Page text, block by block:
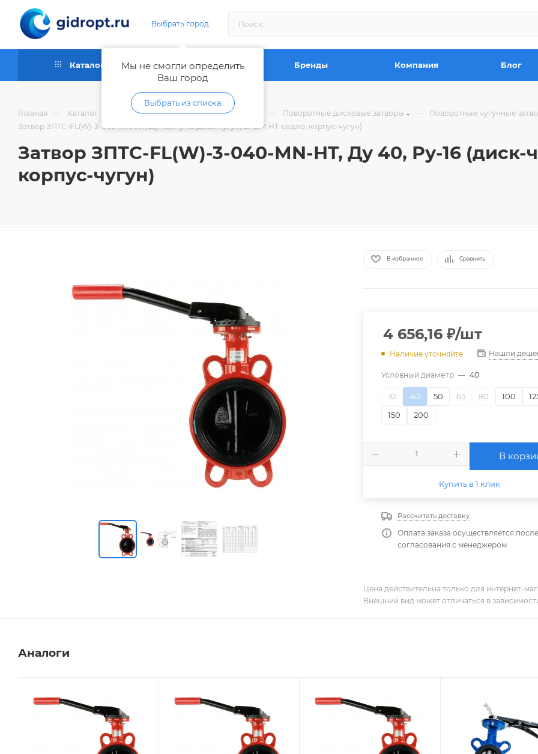
Выбрать город
Мы не смогли определить
Ваш город
Выбрать из списка
Каталог Как купить Бренды Компания Блог
Главная — Каталог Запорная и регулирующая арматура — Поворотные дисковые затворы — Поворотные чугунные
Затвор ЗПТС-FL(W)-3-040-MN-HT, Ду 40, Ру-16 (диск-чугун, EPDM HT-седло, корпус-чугун)
Затвор ЗПТС-FL(W)-3-040-MN-HT, Ду 40, Ру-16 (диск-
корпус-чугун)
В избранное Сравнить
4 656,16 ₽/шт
Наличие уточняйте Нашли
Условный диаметр — 40
32 40 50 65 80 100
150
200
В
Купить в 1 клик
Рассчитать доставку
Оплата заказа осуществляется после
согласования с менеджером
Цена действительна только для интернет-
Внешний вид может отличаться в
Аналоги